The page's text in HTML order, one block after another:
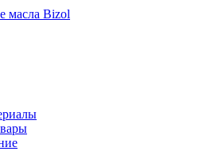
масла Bizol